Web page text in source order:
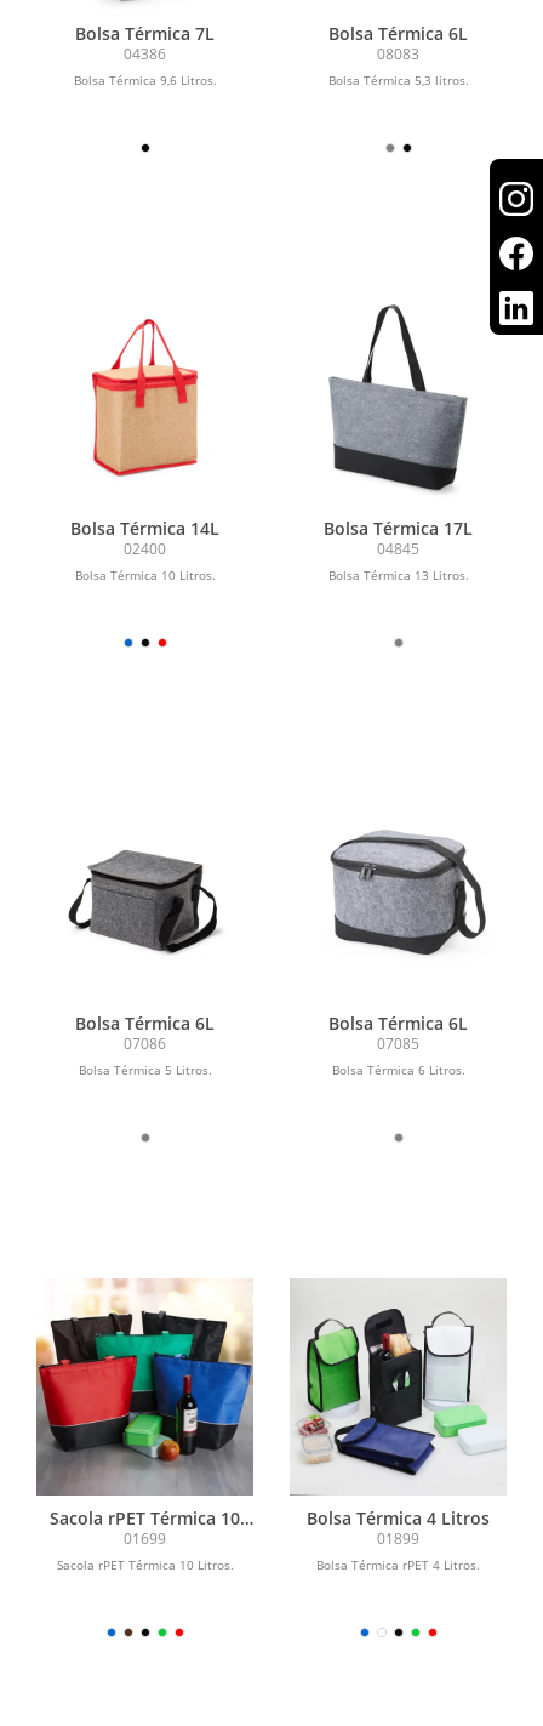
Bolsa Térmica 7L
04386
Bolsa Térmica 9,6 Litros.
Bolsa Térmica 6L
08083
Bolsa Térmica 5,3 litros.
Bolsa Térmica 14L
02400
Bolsa Térmica 10 Litros.
Bolsa Térmica 17L
04845
Bolsa Térmica 13 Litros.
Bolsa Térmica 6L
07086
Bolsa Térmica 5 Litros.
Bolsa Térmica 6L
07085
Bolsa Térmica 6 Litros.
Sacola rPET Térmica 10
Litros
01699
Sacola rPET Térmica 10 Litros.
Bolsa Térmica 4 Litros
01899
Bolsa Térmica rPET 4 Litros.